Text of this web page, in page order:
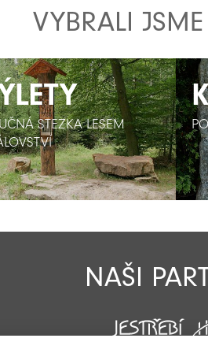
VYBRALI
STEZKA LESEM
STEZKA LESEM
NAŠI